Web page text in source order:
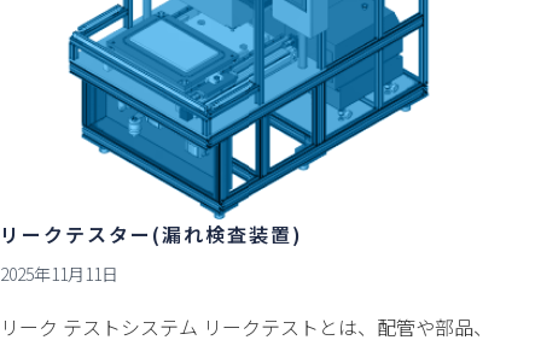
リークテスター(漏れ検査装置)
2025年11月11日
リーク テストシステム リークテストとは、配管や部品、